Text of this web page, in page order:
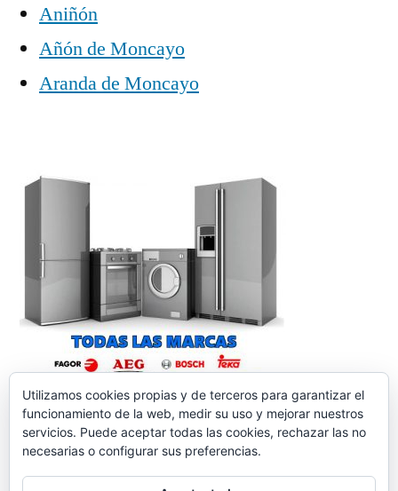
Aniñón
Añón de Moncayo
Aranda de Moncayo
Utilizamos cookies propias y de terceros para garantizar el
funcionamiento de la web, medir su uso y mejorar nuestros
servicios. Puede aceptar todas las cookies, rechazar las no
necesarias o configurar sus preferencias.